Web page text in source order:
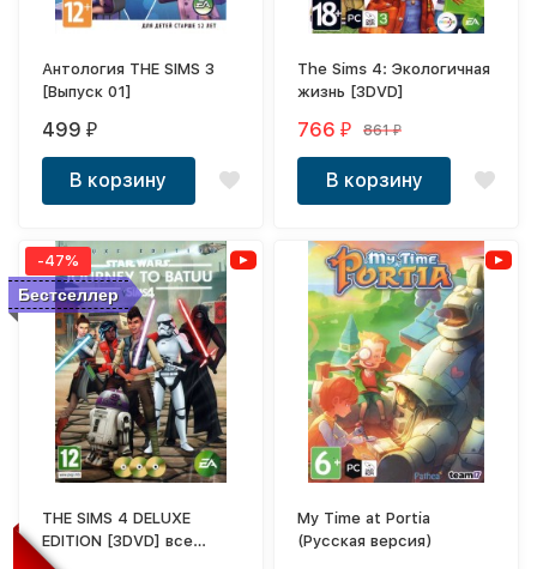
Антология THE SIMS 3
[Выпуск 01]
499₽
В корзину
The Sims 4: Экологичная
жизнь [3DVD]
766₽ 861₽
В корзину
Бестселлер
-47%
THE SIMS 4 DELUXE
EDITION [3DVD] все
патчи, аддоны и
My Time at Portia
(Русская версия)